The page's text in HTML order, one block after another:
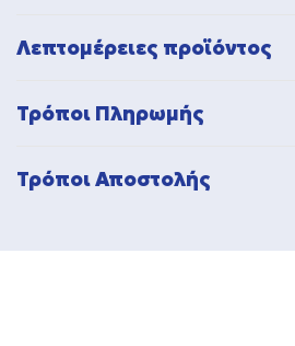
Λεπτομέρειες προϊόντος
Τρόποι Πληρωμής
Τρόποι Αποστολής